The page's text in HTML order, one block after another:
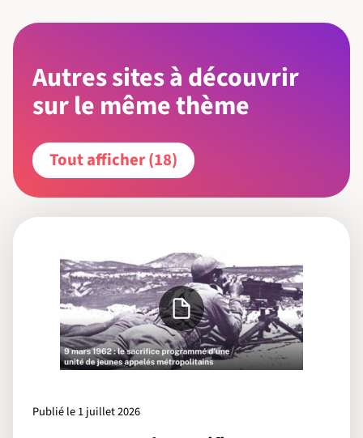
Autres sites à découvrir
sur le même thème
Tout afficher (18)
Publié le 1 juillet 2026